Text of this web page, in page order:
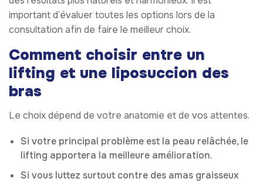
important d’évaluer toutes les options lors de la
consultation afin de faire le meilleur choix.
Comment choisir entre un
lifting et une liposuccion des
bras
Le choix dépend de votre anatomie et de vos attentes.
Si votre principal problème est la peau relâchée, le
lifting apportera la meilleure amélioration.
Si vous luttez surtout contre des amas graisseux